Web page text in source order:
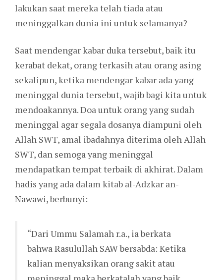
lakukan saat mereka telah tiada atau
meninggalkan dunia ini untuk selamanya?
Saat mendengar kabar duka tersebut, baik itu
kerabat dekat, orang terkasih atau orang asing
sekalipun, ketika mendengar kabar ada yang
meninggal dunia tersebut, wajib bagi kita untuk
mendoakannya. Doa untuk orang yang sudah
meninggal agar segala dosanya diampuni oleh
Allah SWT, amal ibadahnya diterima oleh Allah
SWT, dan semoga yang meninggal
mendapatkan tempat terbaik di akhirat. Dalam
hadis yang ada dalam kitab al-Adzkar an-
Nawawi, berbunyi:
“Dari Ummu Salamah r.a., ia berkata
bahwa Rasulullah SAW bersabda: Ketika
kalian menyaksikan orang sakit atau